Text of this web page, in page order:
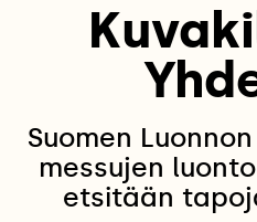
Suomen
messujen
etsitään